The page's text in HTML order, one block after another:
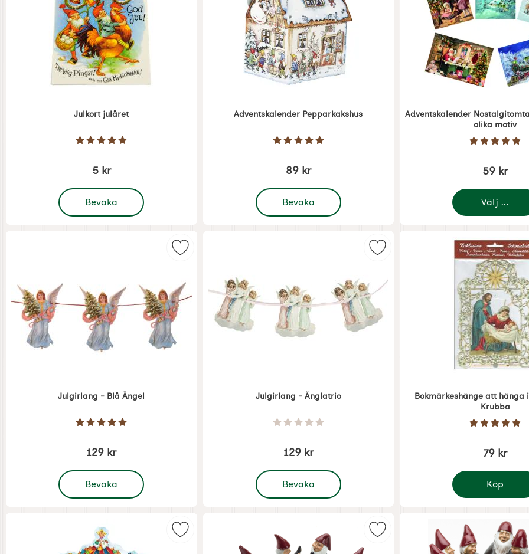
Julkort julåret
Betyg: 4.9 Stjärnor av 5
5 kr
Bevaka
Adventskalender Pepparkakshus
Betyg: 5 Stjärnor av 5
89 kr
Bevaka
, Adventskalender Pepparkakshus
Adventskalender
olika motiv
Betyg: 5
59 kr
Välj ...
Julgirlang - Blå Ängel
Betyg: 5 Stjärnor av 5
129 kr
Bevaka
, Julgirlang - Blå Ängel
Markera julgirlang - Blå Ängel som favorit
Julgirlang - Änglatrio
Betyg: 0 Stjärnor av 5
129 kr
Bevaka
, Julgirlang - Änglatrio
Markera julgirlang - Änglatrio som
Bokmärkeshänge att hänga
Krubba
Betyg: 5
79 kr
Köp
Markera adventskalender Karusell som favoritMarkera tomterockring -